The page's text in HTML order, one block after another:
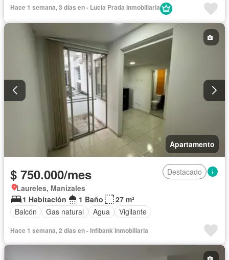
Hace 1 semana, 3 días en - Lucia Prada Inmobiliaria
Apartamento
$ 750.000/mes
Destacado
Laureles, Manizales
1 Habitación
1 Baño
27 m²
Balcón
Gas natural Agua Vigilante
Hace 1 semana, 2 días en - Infibank Inmobiliaria